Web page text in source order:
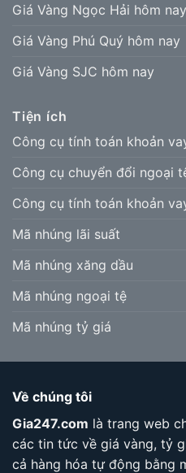
Giá Vàng Ngọc Hải hôm nay
Giá Vàng Phú Quý hôm nay
Giá Vàng SJC hôm nay
Tiện ích
Công cụ tính toán khoản
Công cụ chuyển đổi ngoại
Công cụ tính toán khoản
Mã nhúng lãi suất
Mã nhúng xăng dầu
Mã nhúng ngoại tệ
Mã nhúng tỷ giá
Về chúng tôi
Gia247.com là trang web
các tin tức về giá vàng, tỷ
cả hàng hóa tự động bằng